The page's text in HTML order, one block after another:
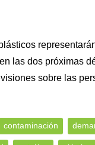
las dos próximas
sobre las
contaminación